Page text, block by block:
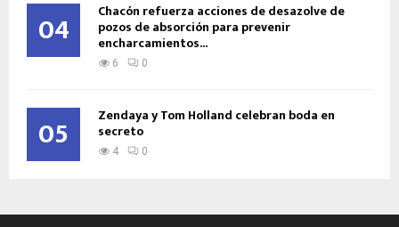
04 Chacón refuerza acciones de desazolve de
pozos de absorción para prevenir
encharcamientos...
6 0
05 Zendaya y Tom Holland celebran boda en
secreto
4 0